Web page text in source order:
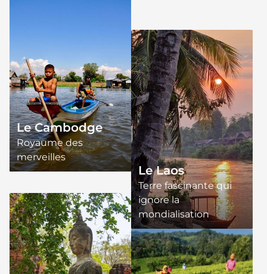
Le Cambodge
Royaume des
merveilles
Le Laos
Terre fascinante qui
ignore la
mondialisation